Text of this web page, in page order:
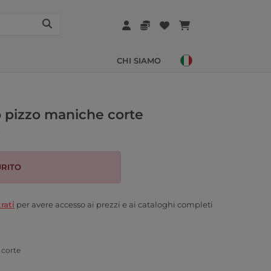
CHI SIAMO
maniche corte
per avere accesso ai prezzi e ai cataloghi completi
corte